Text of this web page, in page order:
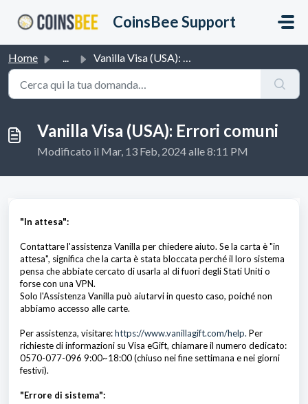
CoinsBee Support
Home ... Vanilla Visa (USA): Errori comuni
Vanilla Visa (USA): Errori comuni
Modificato il Mar, 13 Feb, 2024 alle 8:11 PM
"In attesa":
Contattare l'assistenza Vanilla per chiedere aiuto. Se la carta è "in
attesa", significa che la carta è stata bloccata perché il loro sistema
pensa che abbiate cercato di usarla al di fuori degli Stati Uniti o
forse con una VPN.
Solo l'Assistenza Vanilla può aiutarvi in questo caso, poiché non
abbiamo accesso alle carte.
Per assistenza, visitare:https://www.vanillagift.com/help. Per
richieste di informazioni su Visa eGift, chiamare il numero dedicato:
0570-077-096 9:00~18:00 (chiuso nei fine settimana e nei giorni
festivi).
"Errore di sistema":